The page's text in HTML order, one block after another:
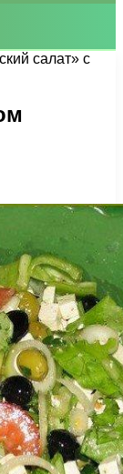
салат» с